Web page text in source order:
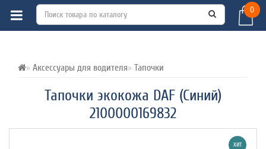
0
Аксессуары для водителя Тапочки
Тапочки экокожа DAF (Синий)
2100000169832
ВСЕ О ТОВАРЕ ХАРАКТЕРИСТИКИ
ХИТ